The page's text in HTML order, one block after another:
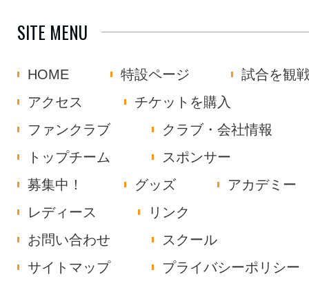
SITE MENU
HOME 特設ページ
試合を観
アクセス
チケットを購入
ファンクラブ
クラブ・会社情報
トップチーム
スポンサー
募集中！
グッズ
アカデミー
レディース
リンク
お問い合わせ
スクール
サイトマップ
プライバシーポリシー